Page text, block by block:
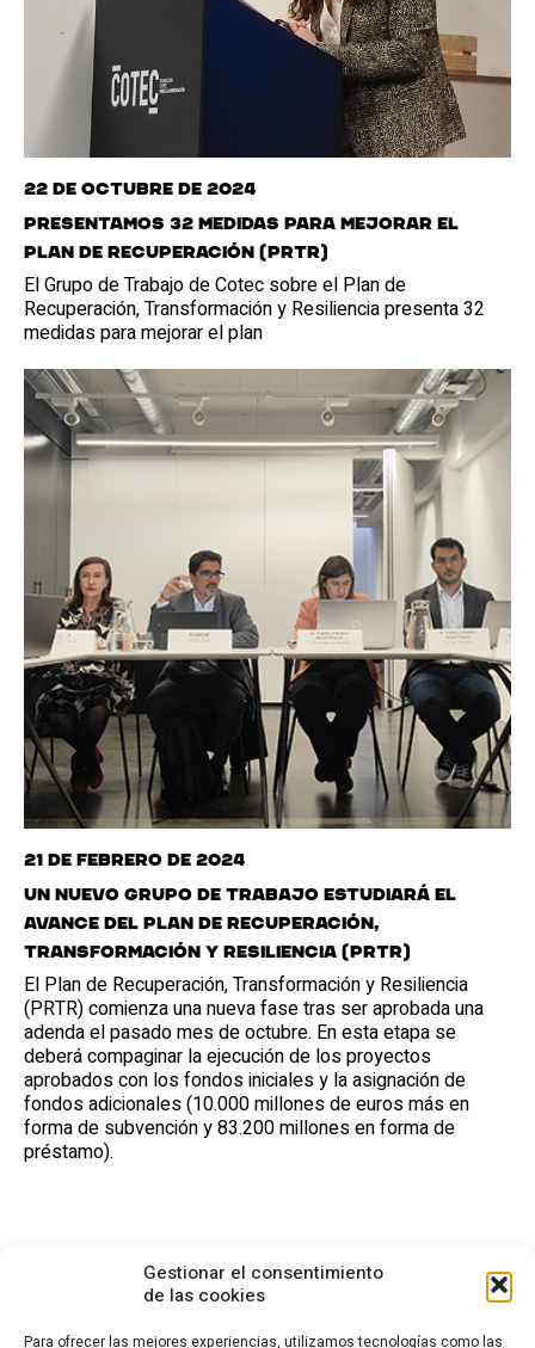
Gestionar el consentimiento
de las cookies
Para ofrecer las mejores experiencias, utilizamos tecnologías como las
22 de octubre de 2024
Presentamos 32 medidas para mejorar el
plan de recuperación (PRTR)
El Grupo de Trabajo de Cotec sobre el Plan de
Recuperación, Transformación y Resiliencia presenta 32
medidas para mejorar el plan
21 de febrero de 2024
Un nuevo Grupo de Trabajo estudiará el
avance del Plan de Recuperación,
Transformación y Resiliencia (PRTR)
El Plan de Recuperación, Transformación y Resiliencia
(PRTR) comienza una nueva fase tras ser aprobada una
adenda el pasado mes de octubre. En esta etapa se
deberá compaginar la ejecución de los proyectos
aprobados con los fondos iniciales y la asignación de
fondos adicionales (10.000 millones de euros más en
forma de subvención y 83.200 millones en forma de
préstamo).